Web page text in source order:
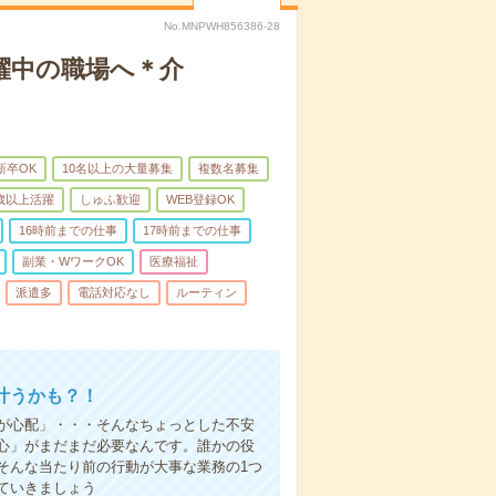
No.MNPWH856386-28
中の職場へ＊介
卒OK 10名以上の大量募集 複数名募集
以上活躍 しゅふ歓迎 WEB登録OK
16時前までの仕事 17時前までの仕事
副業・WワークOK 医療福祉
派遣多 電話対応なし ルーティン
かも？！
心配」・・・そんなちょっとした不安
」がまだまだ必要なんです。誰かの役
んな当たり前の行動が大事な業務の1つ
いきましょう